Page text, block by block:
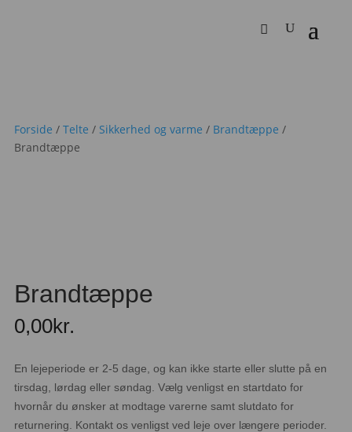
Forside /Telte / Sikkerhed og varme / Brandtæppe /
Brandtæppe
Brandtæppe
0,00kr.
En lejeperiode er 2-5 dage, og kan ikke starte eller slutte på en
tirsdag, lørdag eller søndag. Vælg venligst en startdato for
hvornår du ønsker at modtage varerne samt slutdato for
returnering. Kontakt os venligst ved leje over længere perioder.